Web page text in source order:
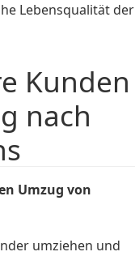
Lebensqualität der
Kunden
nach
Umzug von
umziehen und